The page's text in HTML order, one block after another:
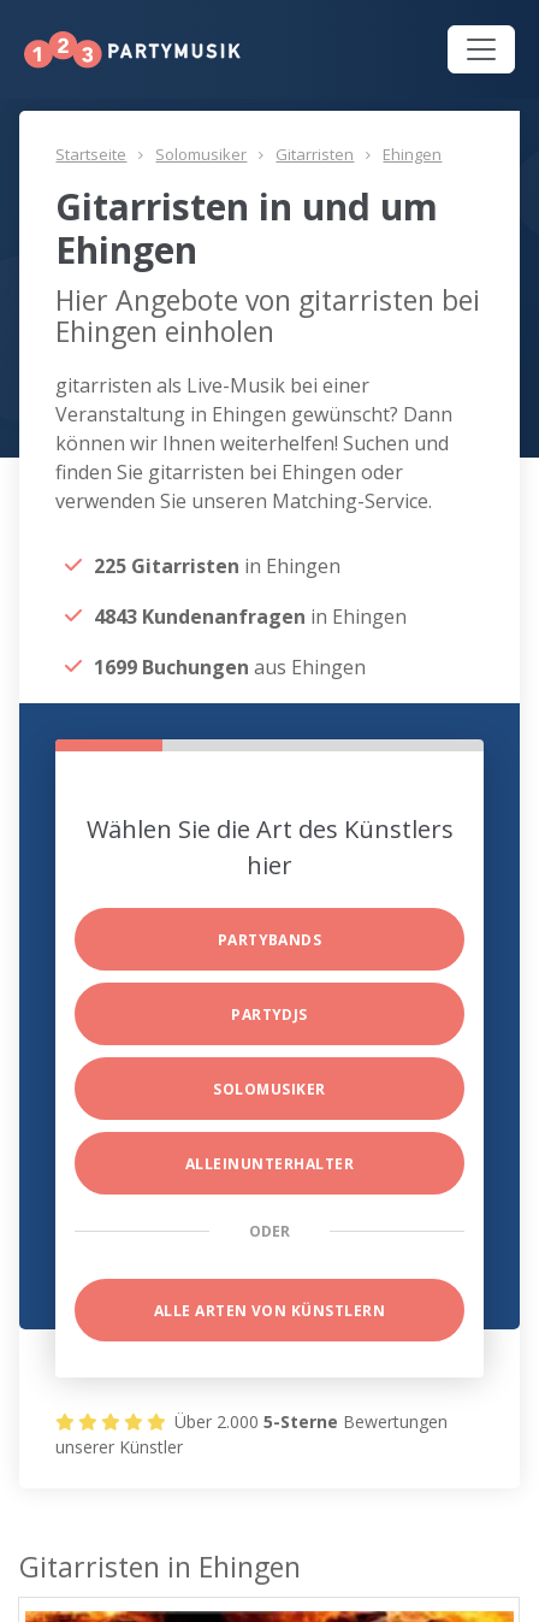
Startseite Solomusiker Gitarristen Ehingen
Gitarristen in und um
Ehingen
Hier Angebote von gitarristen bei
Ehingen einholen
gitarristen als Live-Musik bei einer
Veranstaltung in Ehingen gewünscht? Dann
können wir Ihnen weiterhelfen! Suchen und
finden Sie gitarristen bei Ehingen oder
verwenden Sie unseren Matching-Service.
225 Gitarristen in Ehingen
4843 Kundenanfragen in Ehingen
1699 Buchungen aus Ehingen
Wählen Sie die Art des Künstlers
hier
PARTYBANDS
PARTYDJS
SOLOMUSIKER
ALLEINUNTERHALTER
ODER
ALLE ARTEN VON KÜNSTLERN
Über 2.0005-Sterne Bewertungen
unserer Künstler
Gitarristen in Ehingen